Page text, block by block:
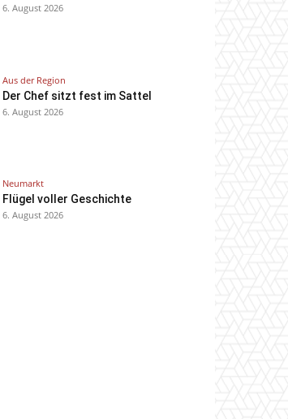
6. August 2026
Aus der Region
Der Chef sitzt fest im Sattel
6. August 2026
Neumarkt
Flügel voller Geschichte
6. August 2026